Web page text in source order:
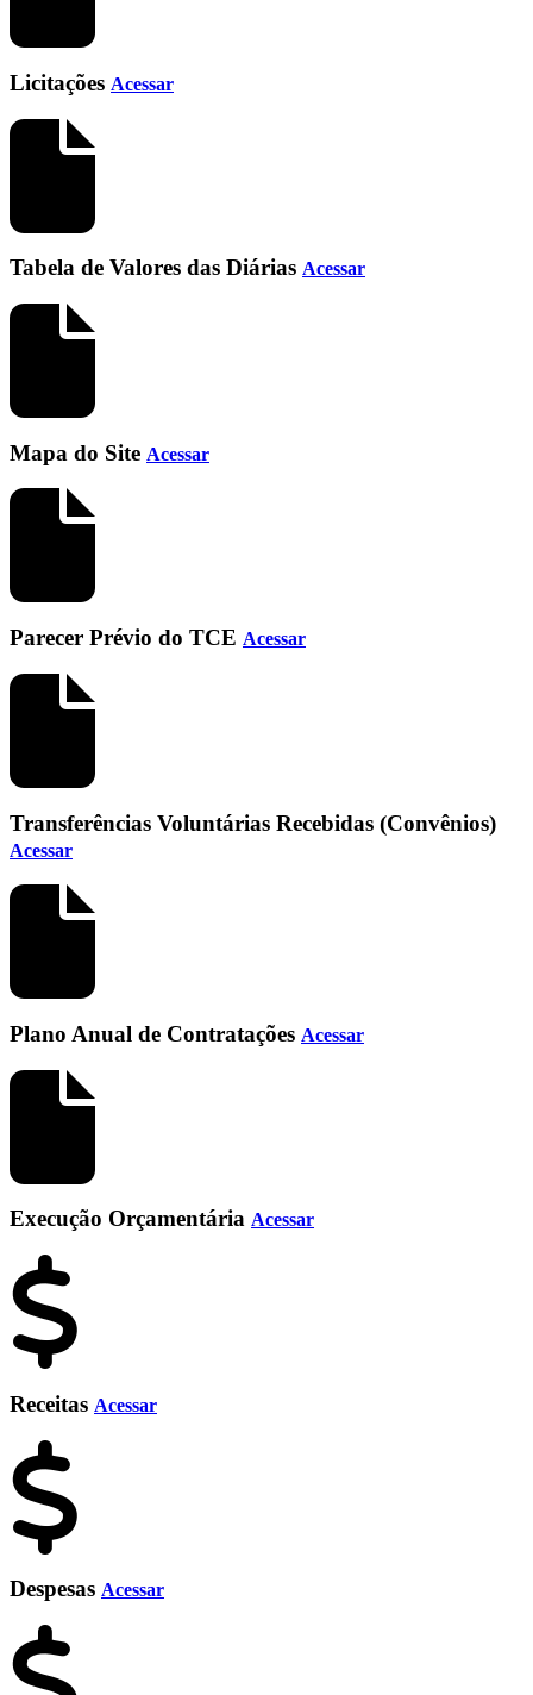
Licitações Acessar
Tabela de Valores das Diárias Acessar
Mapa do Site Acessar
Parecer Prévio do TCE Acessar
Transferências Voluntárias Recebidas (Convênios)
Acessar
Plano Anual de Contratações Acessar
Execução Orçamentária Acessar
Receitas Acessar
Despesas Acessar